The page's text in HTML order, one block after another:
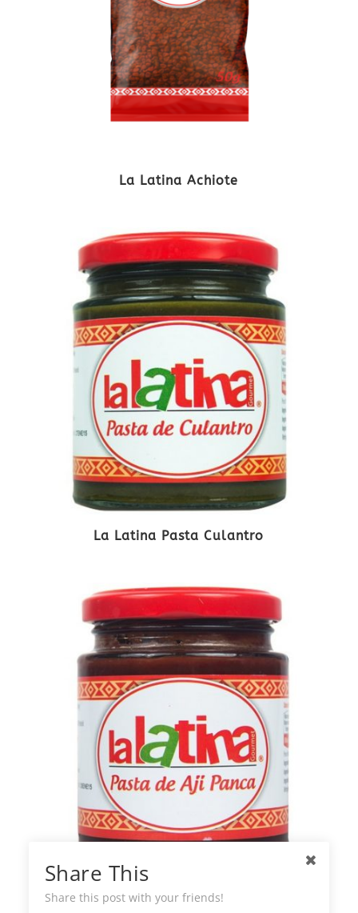
La Latina Achiote
La Latina Pasta Culantro
La Latina Pasta Ají Panca
Share This
Share this post with your friends!